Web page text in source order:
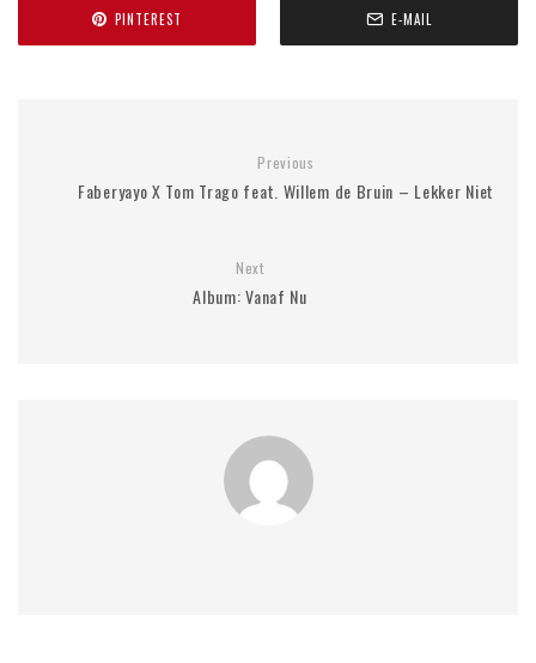
PINTEREST E-MAIL
Previous
Faberyayo X Tom Trago feat. Willem de Bruin – Lekker Niet
Next
Album: Vanaf Nu